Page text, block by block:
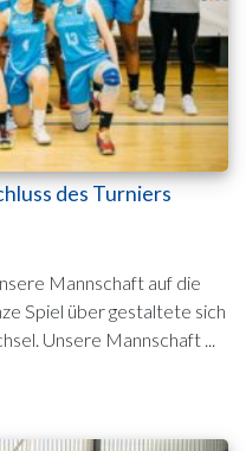
des Turniers
Mannschaft auf die
Spiel über gestaltete sich
Unsere Mannschaft ...